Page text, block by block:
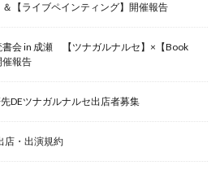
【ライブペインティング】開催報告
書会 in 成瀬 【ツナガルナルセ】×【Book
催報告
DEツナガルナルセ出店者募集
店・出演規約